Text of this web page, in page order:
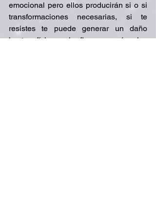
emocional pero ellos producirán si o si
transformaciones necesarias, si te
resistes te puede generar un daño
hasta físico, si fluyes verás los